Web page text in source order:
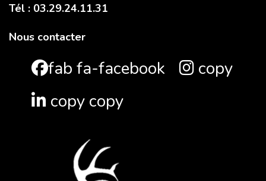
Tél : 03.29.24.11.31
Nous contacter
fab fa-facebook
copy
copy copy